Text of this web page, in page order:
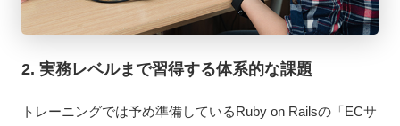
2. 実務レベルまで習得する体系的な課題
トレーニングでは予め準備しているRuby on Railsの「ECサ